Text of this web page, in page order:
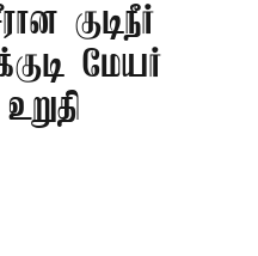
குடிநீர்
மேயர்